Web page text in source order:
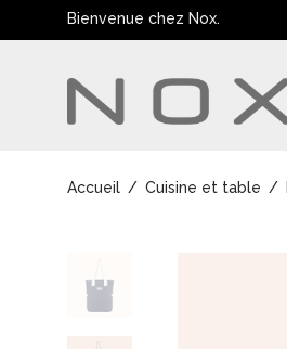
Bienvenue chez Nox.
Accueil / Cuisine et table /